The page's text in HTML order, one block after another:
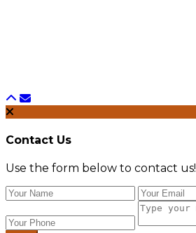
Contact Us
Use the form below to contact us!